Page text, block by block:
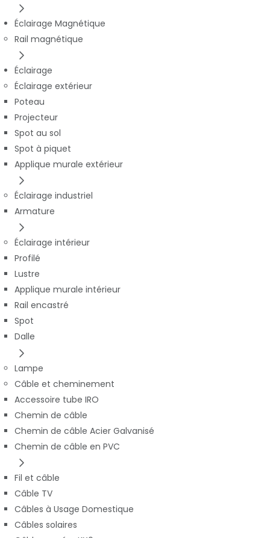
Éclairage Magnétique
Rail magnétique
Éclairage
Éclairage extérieur
Poteau
Projecteur
Spot au sol
Spot à piquet
Applique murale extérieur
Éclairage industriel
Armature
Éclairage intérieur
Profilé
Lustre
Applique murale intérieur
Rail encastré
Spot
Dalle
Lampe
Câble et cheminement
Accessoire tube IRO
Chemin de câble
Chemin de câble Acier Galvanisé
Chemin de câble en PVC
Fil et câble
Câble TV
Câbles à Usage Domestique
Câbles solaires